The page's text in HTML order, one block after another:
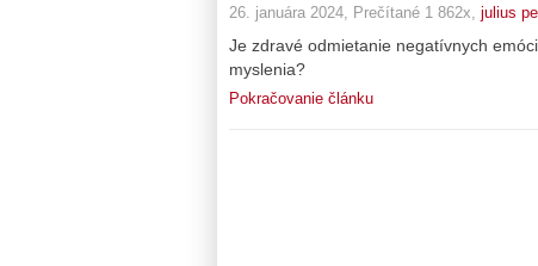
26. januára 2024, Prečítané 1 862x, julius
Je zdravé odmietanie negatívnych
myslenia?
Pokračovanie článku